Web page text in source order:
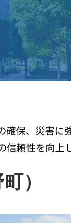
確保、災害に
信頼性を向上
）